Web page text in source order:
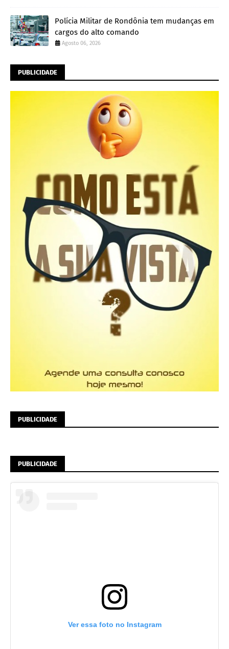
Polícia Militar de Rondônia tem mudanças em
cargos do alto comando
Agosto 06, 2026
PUBLICIDADE
PUBLICIDADE
PUBLICIDADE
Ver essa foto no Instagram